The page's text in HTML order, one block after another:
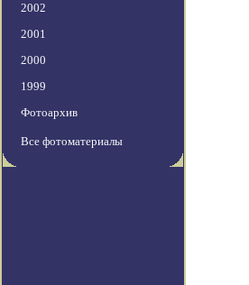
2002
2001
2000
1999
Фотоархив
Все фотоматериалы